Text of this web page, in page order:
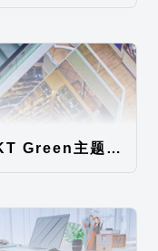
SKT Green主题汉化包